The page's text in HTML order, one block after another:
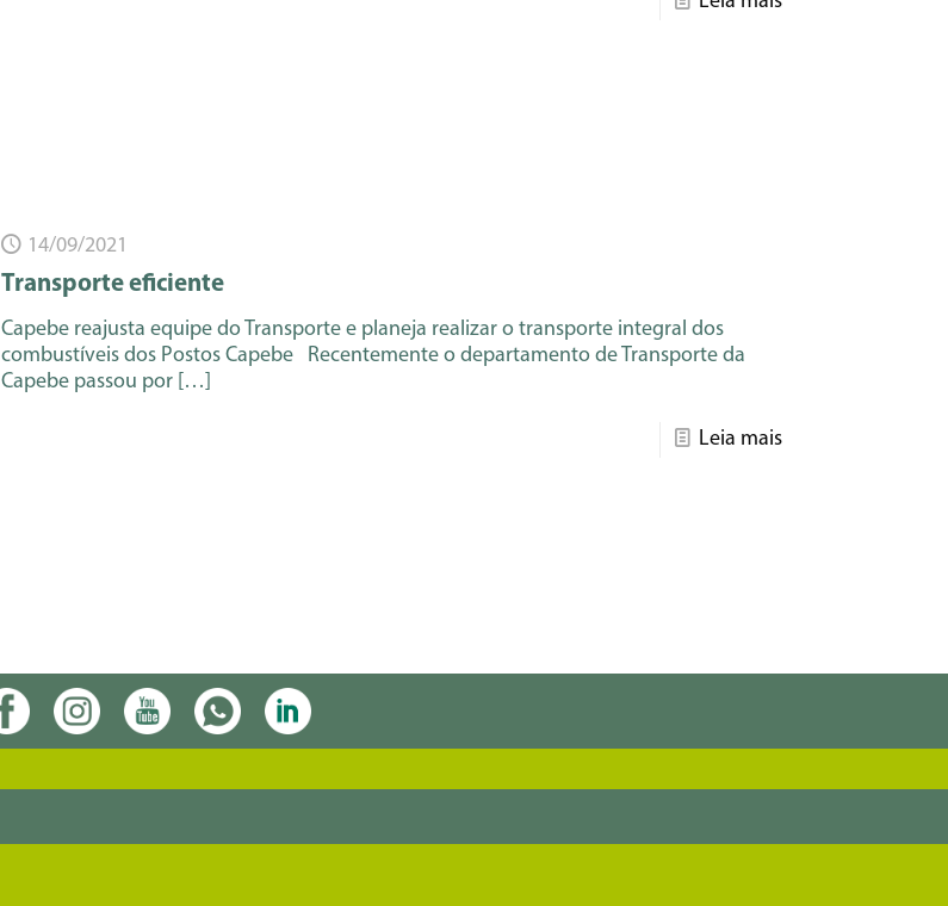
14/09/2021
Transporte eficiente
Capebe reajusta equipe do Transporte e planeja realizar o transporte integral dos
combustíveis dos Postos Capebe Recentemente o departamento de Transporte da
Capebe passou por[…]
Leia mais